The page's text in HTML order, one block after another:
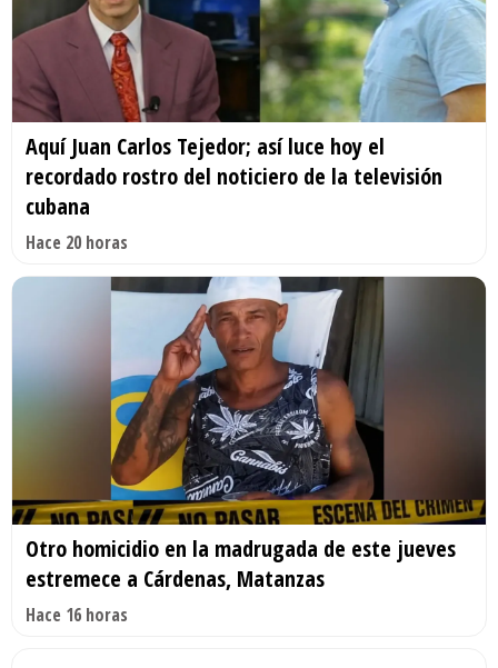
Aquí Juan Carlos Tejedor; así luce hoy el
recordado rostro del noticiero de la televisión
cubana
Hace 20 horas
Otro homicidio en la madrugada de este jueves
estremece a Cárdenas, Matanzas
Hace 16 horas